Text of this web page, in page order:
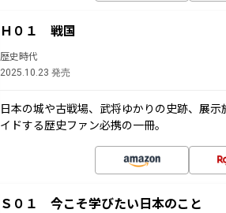
Ｈ０１ 戦国
歴史時代
2025.10.23 発売
日本の城や古戦場、武将ゆかりの史跡、展
イドする歴史ファン必携の一冊。
Ｓ０１ 今こそ学びたい日本のこと